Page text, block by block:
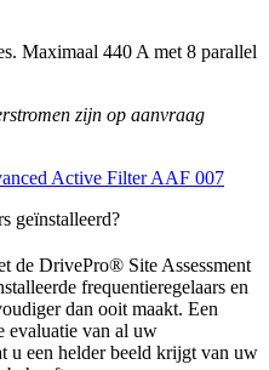
Maximaal 440 A met 8 parallel
zijn op aanvraag
Active Filter AAF 007
geïnstalleerd?
de DrivePro® Site Assessment
frequentieregelaars en
dan ooit maakt. Een
evaluatie van al uw
u een helder beeld krijgt van uw